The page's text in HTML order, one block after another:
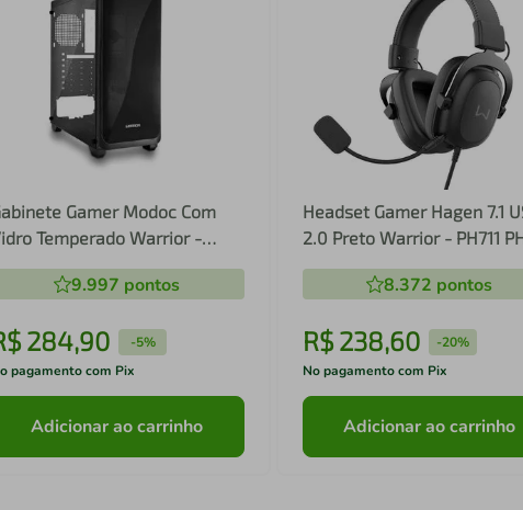
Gamer Modoc Com
Temperado Warrior -
GA178
9.997 pontos
284,90 -5%
pagamento com Pix
Adicionar ao carrinho
Headset Gamer Hagen 7.1
2.0 Preto Warrior - PH711
8.372 pontos
R$ 238,60 -20%
No pagamento com Pix
Adicionar ao carrinho